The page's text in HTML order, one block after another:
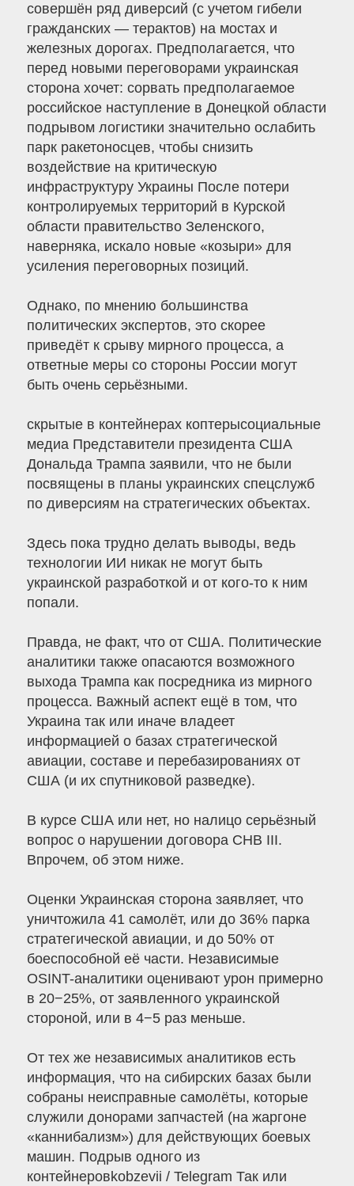
совершён ряд диверсий (с учетом гибели
гражданских — терактов) на мостах и
железных дорогах. Предполагается, что
перед новыми переговорами украинская
сторона хочет: сорвать предполагаемое
российское наступление в Донецкой области
подрывом логистики значительно ослабить
парк ракетоносцев, чтобы снизить
воздействие на критическую
инфраструктуру Украины После потери
контролируемых территорий в Курской
области правительство Зеленского,
наверняка, искало новые «козыри» для
усиления переговорных позиций.
Однако, по мнению большинства
политических экспертов, это скорее
приведёт к срыву мирного процесса, а
ответные меры со стороны России могут
быть очень серьёзными.
скрытые в контейнерах коптерысоциальные
медиа Представители президента США
Дональда Трампа заявили, что не были
посвящены в планы украинских спецслужб
по диверсиям на стратегических объектах.
Здесь пока трудно делать выводы, ведь
технологии ИИ никак не могут быть
украинской разработкой и от кого-то к ним
попали.
Правда, не факт, что от США. Политические
аналитики также опасаются возможного
выхода Трампа как посредника из мирного
процесса. Важный аспект ещё в том, что
Украина так или иначе владеет
информацией о базах стратегической
авиации, составе и перебазированиях от
США (и их спутниковой разведке).
В курсе США или нет, но налицо серьёзный
вопрос о нарушении договора СНВ III.
Впрочем, об этом ниже.
Оценки Украинская сторона заявляет, что
уничтожила 41 самолёт, или до 36% парка
стратегической авиации, и до 50% от
боеспособной её части. Независимые
OSINT-аналитики оценивают урон примерно
в 20−25%, от заявленного украинской
стороной, или в 4−5 раз меньше.
От тех же независимых аналитиков есть
информация, что на сибирских базах были
собраны неисправные самолёты, которые
служили донорами запчастей (на жаргоне
«каннибализм») для действующих боевых
машин. Подрыв одного из
контейнеровkobzevii / Telegram Так или